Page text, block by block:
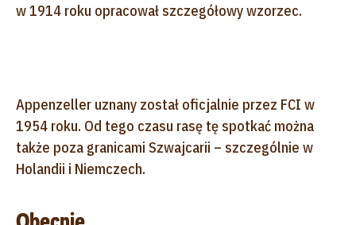
w 1914 roku opracował szczegółowy wzorzec.
Appenzeller uznany został oficjalnie przez FCI w
1954 roku. Od tego czasu rasę tę spotkać można
także poza granicami Szwajcarii – szczególnie w
Holandii i Niemczech.